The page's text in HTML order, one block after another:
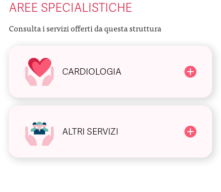
AREE SPECIALISTICHE
Consulta i servizi offerti da questa struttura
CARDIOLOGIA
ALTRI SERVIZI